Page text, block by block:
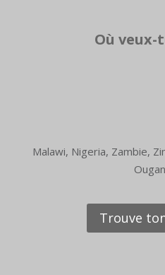
Où veux-
Malawi, Nigeria, Zambie,
Trouve